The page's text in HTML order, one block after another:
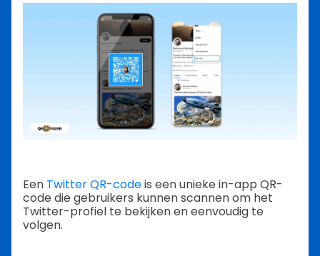
Een Twitter QR-codeis een unieke in-app QR-
code die gebruikers kunnen scannen om het
Twitter-profiel te bekijken en eenvoudig te
volgen.